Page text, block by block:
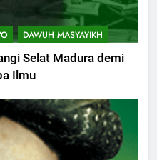
Keistimewaan Hari
Jumat: Memetik
Buah Ketakwaan
DAWUH MASYAYIKH
Selat Madura demi
Ilmu